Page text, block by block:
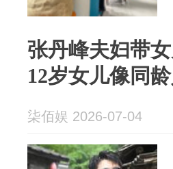
张丹峰夫妇带
12岁女儿像同
柒佰娱 2026-07-04